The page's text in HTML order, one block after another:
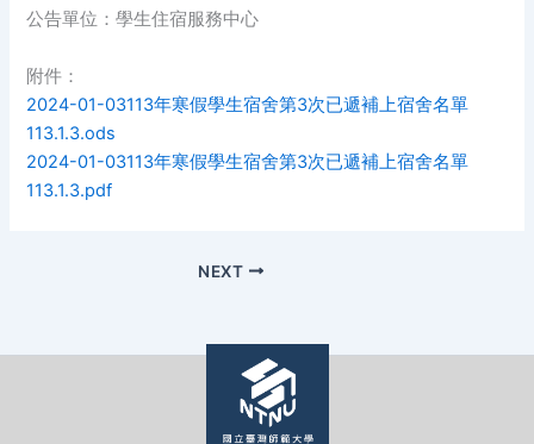
公告單位：學生住宿服務中心
附件：
2024-01-03113年寒假學生宿舍第3次已遞補上宿舍名單
113.1.3.ods
2024-01-03113年寒假學生宿舍第3次已遞補上宿舍名單
113.1.3.pdf
NEXT